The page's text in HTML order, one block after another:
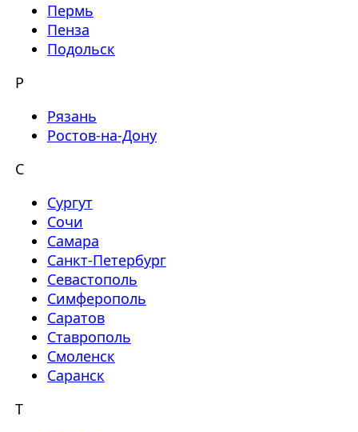
Пермь
Пенза
Подольск
Р
Рязань
Ростов-на-Дону
С
Сургут
Сочи
Самара
Санкт-Петербург
Севастополь
Симферополь
Саратов
Ставрополь
Смоленск
Саранск
Т